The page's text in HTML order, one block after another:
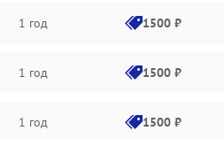
1 год 1500 ₽
1 год 1500 ₽
1 год 1500 ₽